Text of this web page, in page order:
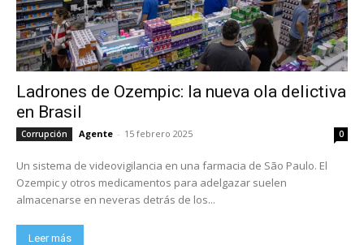
Ladrones de Ozempic: la nueva ola delictiva
en Brasil
Corrupción Agente - 15 febrero 2025 0
Un sistema de videovigilancia en una farmacia de São Paulo. El
Ozempic y otros medicamentos para adelgazar suelen
almacenarse en neveras detrás de los...
Leer más